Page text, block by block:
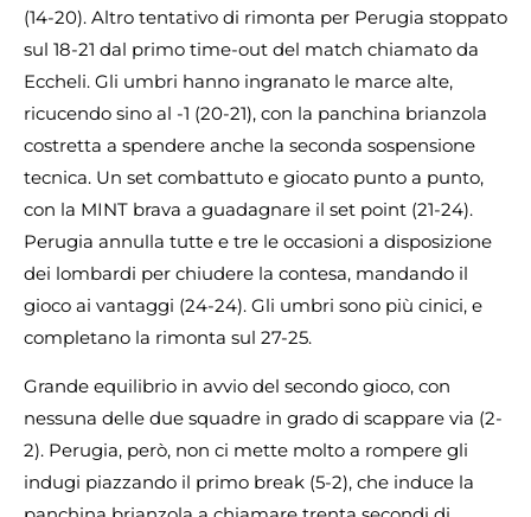
(14-20). Altro tentativo di rimonta per Perugia stoppato
sul 18-21 dal primo time-out del match chiamato da
Eccheli. Gli umbri hanno ingranato le marce alte,
ricucendo sino al -1 (20-21), con la panchina brianzola
costretta a spendere anche la seconda sospensione
tecnica. Un set combattuto e giocato punto a punto,
con la MINT brava a guadagnare il set point (21-24).
Perugia annulla tutte e tre le occasioni a disposizione
dei lombardi per chiudere la contesa, mandando il
gioco ai vantaggi (24-24). Gli umbri sono più cinici, e
completano la rimonta sul 27-25.
Grande equilibrio in avvio del secondo gioco, con
nessuna delle due squadre in grado di scappare via (2-
2). Perugia, però, non ci mette molto a rompere gli
indugi piazzando il primo break (5-2), che induce la